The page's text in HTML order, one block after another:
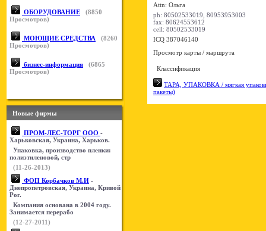
ОБОРУДОВАНИЕ (8850
Просмотров)
МОЮЩИЕ СРЕДСТВА (8260
Просмотров)
бизнес-информация (6865
Просмотров)
Новые фирмы
ПРОМ-ЛЕС-ТОРГ ООО -
Харьковская, Украина, Харьков.
Упаковка, производство пленки:
полиэтиленовой, стр
(11-26-2013)
ФОП Корбачков М.И -
Днепропетровская, Украина, Кривой
Рог.
Компания основана в 2004 году.
Занимается перерабо
(12-27-2011)
Attn: Ольга
ph: 80502533019, 80953953003
fax: 80624553612
cell: 80502533019
ICQ 387046140
Просмотр карты / маршрута
Классификация
ТАРА, УПАКОВКА / мягкая
пакеты)